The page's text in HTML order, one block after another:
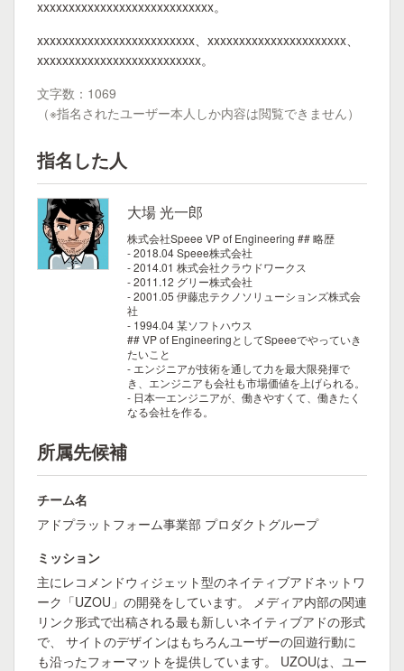
xxxxxxxxxxxxxxxxxxxxxxxxxxxx。
xxxxxxxxxxxxxxxxxxxxxxxxx、xxxxxxxxxxxxxxxxxxxxxx、
xxxxxxxxxxxxxxxxxxxxxxxxxx。
文字数：1069
（※指名されたユーザー本人しか内容は閲覧できません）
指名した人
大場 光一郎
株式会社Speee VP of Engineering ## 略歴
- 2018.04 Speee株式会社
- 2014.01 株式会社クラウドワークス
- 2011.12 グリー株式会社
- 2001.05 伊藤忠テクノソリューションズ株式会
社
- 1994.04 某ソフトハウス
## VP of EngineeringとしてSpeeeでやっていき
たいこと
- エンジニアが技術を通して力を最大限発揮で
き、エンジニアも会社も市場価値を上げられる。
- 日本一エンジニアが、働きやすくて、働きたく
なる会社を作る。
所属先候補
チーム名
アドプラットフォーム事業部 プロダクトグループ
ミッション
主にレコメンドウィジェット型のネイティブアドネットワ
ーク「UZOU」の開発をしています。 メディア内部の関連
リンク形式で出稿される最も新しいネイティブアドの形式
で、 サイトのデザインはもちろんユーザーの回遊行動に
も沿ったフォーマットを提供しています。 UZOUは、ユー